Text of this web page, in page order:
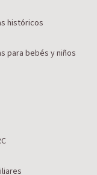
históricos
para bebés y niños